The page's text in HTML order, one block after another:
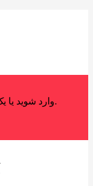
وارد شوید یا یک حساب کاربری جدید ایجاد کنید.